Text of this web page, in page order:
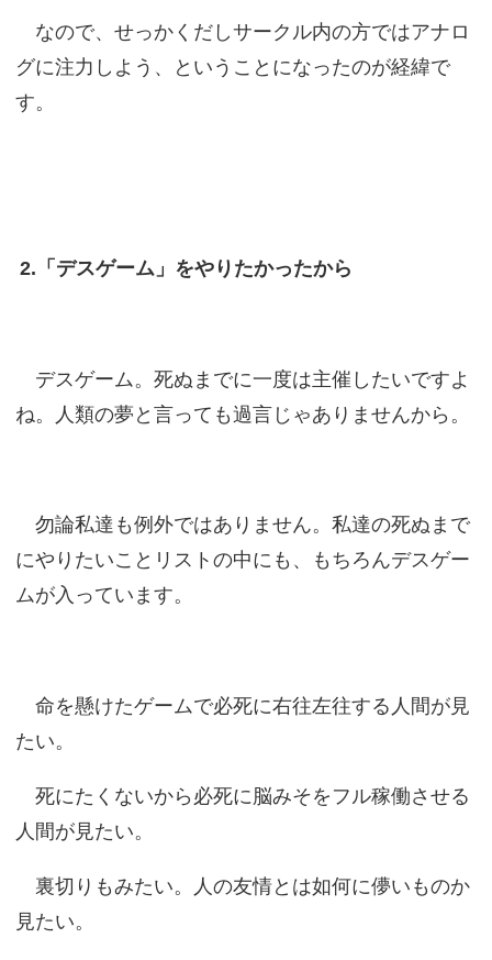
なので、せっかくだしサークル内の方ではアナロ
グに注力しよう、ということになったのが経緯で
す。
2.「デスゲーム」をやりたかったから
デスゲーム。死ぬまでに一度は主催したいですよ
ね。人類の夢と言っても過言じゃありませんから。
勿論私達も例外ではありません。私達の死ぬまで
にやりたいことリストの中にも、もちろんデスゲー
ムが入っています。
命を懸けたゲームで必死に右往左往する人間が見
たい。
死にたくないから必死に脳みそをフル稼働させる
人間が見たい。
裏切りもみたい。人の友情とは如何に儚いものか
見たい。